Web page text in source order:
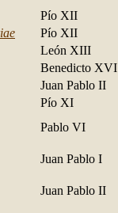
Pío XII
Pío XII
León XIII
Benedicto XVI
Juan Pablo II
Pío XI
Pablo VI
Juan Pablo I
Juan Pablo II